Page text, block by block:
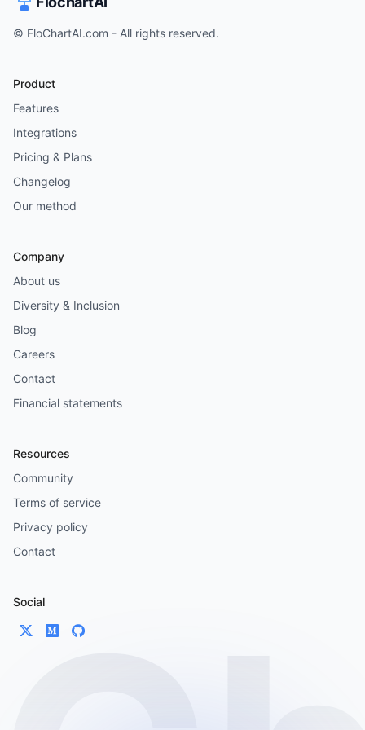
© FloChartAI.com - All rights reserved.
Product
Features
Integrations
Pricing & Plans
Changelog
Our method
Company
About us
Diversity & Inclusion
Blog
Careers
Contact
Financial statements
Resources
Community
Terms of service
Privacy policy
Contact
Social